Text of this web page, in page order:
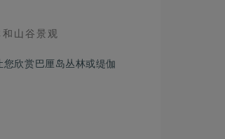
和山谷景观
欣赏巴厘岛丛林或缇伽